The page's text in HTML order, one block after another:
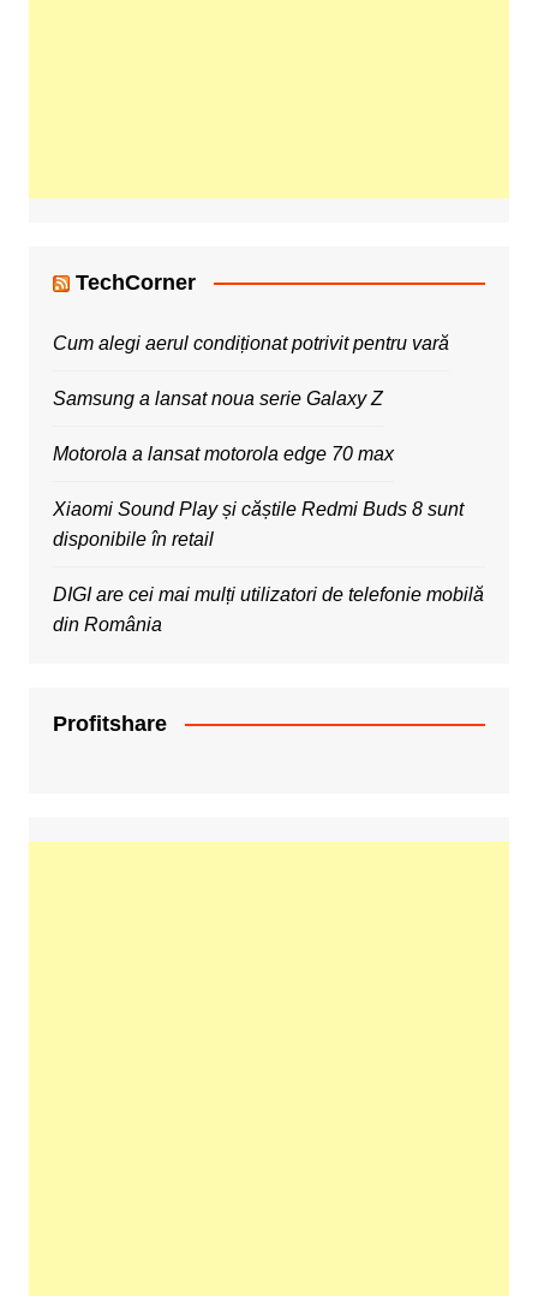
TechCorner
Cum alegi aerul condiționat potrivit pentru vară
Samsung a lansat noua serie Galaxy Z
Motorola a lansat motorola edge 70 max
Xiaomi Sound Play și căștile Redmi Buds 8 sunt
disponibile în retail
DIGI are cei mai mulți utilizatori de telefonie mobilă
din România
Profitshare